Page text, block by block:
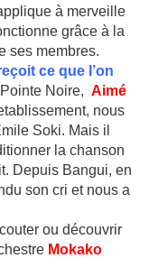
à merveille
grâce à la
ses membres.
ce que l’on
Noire, Aimé
nous
Soki. Mais il
la chanson
Depuis Bangui, en
son cri et nous a
ou découvrir
Mokako